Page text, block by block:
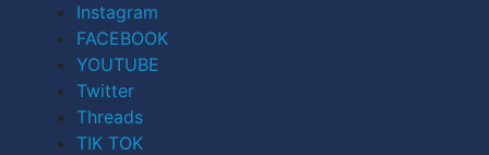
Instagram
FACEBOOK
YOUTUBE
Twitter
Threads
TIK TOK